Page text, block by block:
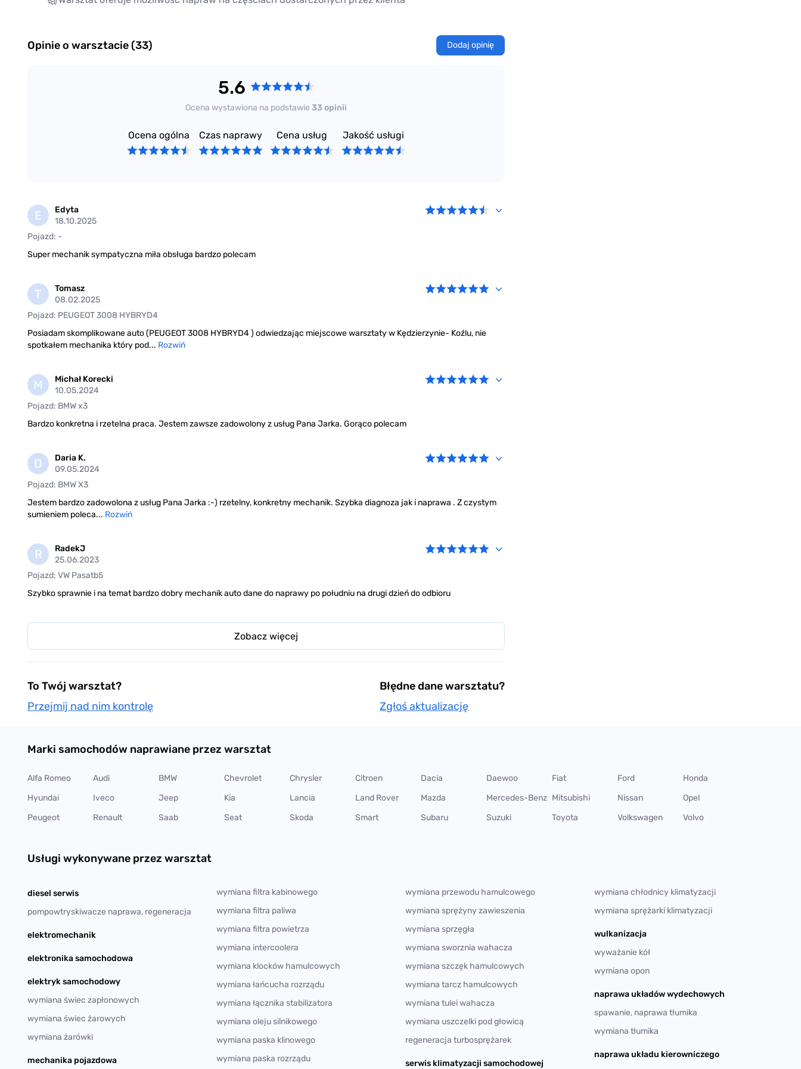
Opinie o warsztacie (33) Dodaj opinię
5.6
Ocena wystawiona na podstawie33 opinii
Ocena ogólna Czas naprawy Cena usług Jakość usługi
E
Edyta
18.10.2025
Pojazd: -
Super mechanik sympatyczna miła obsługa bardzo polecam
T
Tomasz
08.02.2025
Pojazd: PEUGEOT 3008 HYBRYD4
Posiadam skomplikowane auto (PEUGEOT 3008 HYBRYD4 ) odwiedzając miejscowe warsztaty w Kędzierzynie- Koźlu, nie
spotkałem mechanika który pod... Rozwiń
M
Michał Korecki
10.05.2024
Pojazd: BMW x3
Bardzo konkretna i rzetelna praca. Jestem zawsze zadowolony z usług Pana Jarka. Gorąco polecam
D
Daria K.
09.05.2024
Pojazd: BMW X3
Jestem bardzo zadowolona z usług Pana Jarka :-) rzetelny, konkretny mechanik. Szybka diagnoza jak i naprawa . Z czystym
sumieniem poleca... Rozwiń
R
RadekJ
25.06.2023
Pojazd: VW Pasatb5
Szybko sprawnie i na temat bardzo dobry mechanik auto dane do naprawy po południu na drugi dzień do odbioru
Zobacz więcej
To Twój warsztat?
Przejmij nad nim kontrolę
Błędne dane warsztatu?
Zgłoś aktualizację
Marki samochodów naprawiane przez warsztat
Alfa Romeo Audi BMW Chevrolet Chrysler Citroen Dacia Daewoo Fiat Ford
Honda
Hyundai
Iveco Jeep Kia Lancia Land Rover Mazda Mercedes-Benz Mitsubishi Nissan
Opel
Peugeot
Renault Saab Seat Skoda Smart Subaru Suzuki Toyota Volkswagen Volvo
Usługi wykonywane przez warsztat
diesel serwis
pompowtryskiwacze naprawa, regeneracja
elektromechanik
elektronika samochodowa
elektryk samochodowy
wymiana świec zapłonowych
wymiana świec żarowych
wymiana żarówki
mechanika pojazdowa
wymiana filtra kabinowego
wymiana filtra paliwa
wymiana filtra powietrza
wymiana intercoolera
wymiana klocków hamulcowych
wymiana łańcucha rozrządu
wymiana łącznika stabilizatora
wymiana oleju silnikowego
wymiana paska klinowego
wymiana paska rozrządu
wymiana przewodu hamulcowego
wymiana sprężyny zawieszenia
wymiana sprzęgła
wymiana sworznia wahacza
wymiana szczęk hamulcowych
wymiana tarcz hamulcowych
wymiana tulei wahacza
wymiana uszczelki pod głowicą
regeneracja turbosprężarek
serwis klimatyzacji samochodowej
wymiana chłodnicy klimatyzacji
wymiana sprężarki klimatyzacji
wulkanizacja
wyważanie kół
wymiana opon
naprawa układów wydechowych
spawanie, naprawa tłumika
wymiana tłumika
naprawa układu kierowniczego